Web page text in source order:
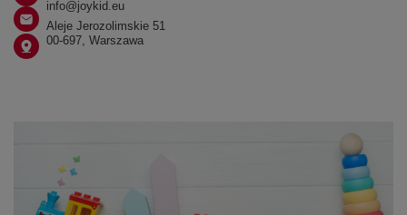
info@joykid.eu
Aleje Jerozolimskie 51
00-697, Warszawa